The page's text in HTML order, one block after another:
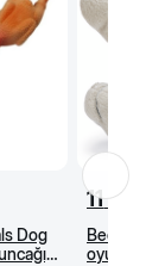
Dog
11